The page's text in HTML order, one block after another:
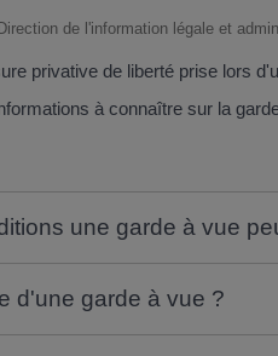
de l'information légale et
privative de liberté prise lors
à connaître sur la
une garde à vue
d'une garde à vue ?